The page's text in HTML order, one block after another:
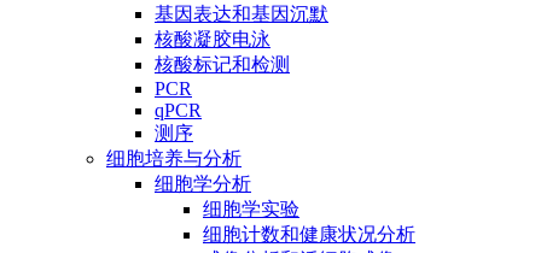
基因表达和基因沉默
核酸凝胶电泳
核酸标记和检测
PCR
qPCR
测序
细胞培养与分析
细胞学分析
细胞学实验
细胞计数和健康状况分析